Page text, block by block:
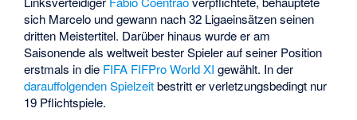
sich Marcelo und gewann nach 32 Ligaeinsätzen seinen
dritten Meistertitel. Darüber hinaus wurde er am
Saisonende als weltweit bester Spieler auf seiner Position
erstmals in die FIFA FIFPro World XI gewählt. In der
darauffolgenden Spielzeitbestritt er verletzungsbedingt nur
19 Pflichtspiele.